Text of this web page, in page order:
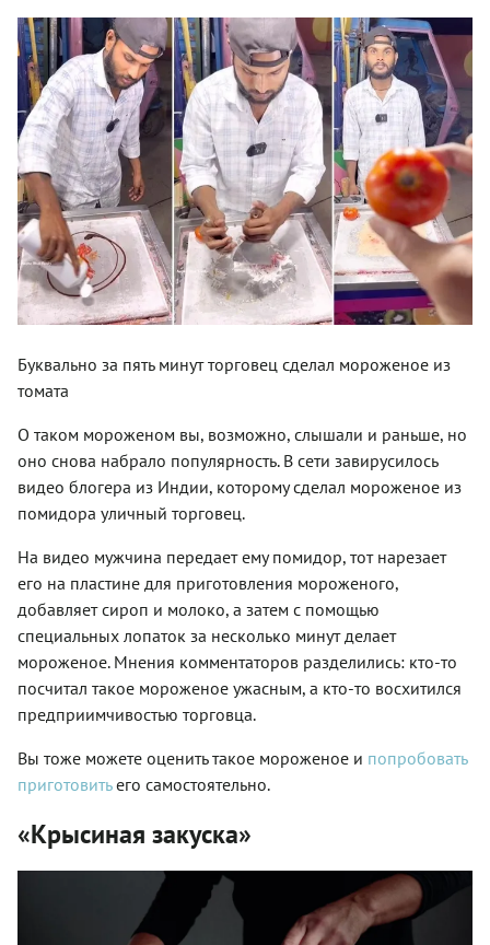
Буквально за пять минут торговец сделал мороженое из
томата
О таком мороженом вы, возможно, слышали и раньше, но
оно снова набрало популярность. В сети завирусилось
видео блогера из Индии, которому сделал мороженое из
помидора уличный торговец.
На видео мужчина передает ему помидор, тот нарезает
его на пластине для приготовления мороженого,
добавляет сироп и молоко, а затем с помощью
специальных лопаток за несколько минут делает
мороженое. Мнения комментаторов разделились: кто-то
посчитал такое мороженое ужасным, а кто-то восхитился
предприимчивостью торговца.
Вы тоже можете оценить такое мороженое и попробовать
приготовитьего самостоятельно.
«Крысиная закуска»